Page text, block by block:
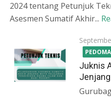
2024 tentang Petunjuk
Asesmen Sumatif Akhir...
Posted
on
Juknis